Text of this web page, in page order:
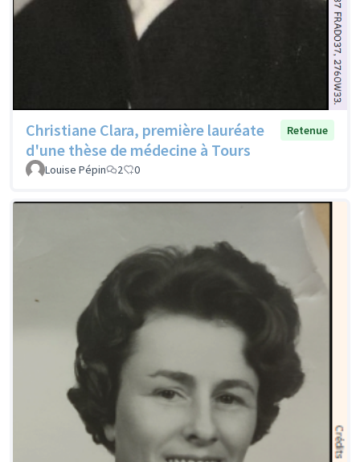
Christiane Clara, première lauréate
d'une thèse de médecine à Tours
Retenue
Louise Pépin 2 0